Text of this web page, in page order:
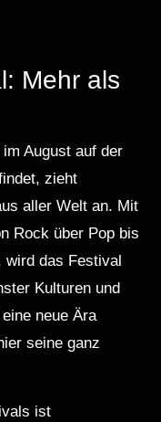
Mehr als
August auf der
zieht
aller Welt an. Mit
Rock über Pop bis
wird das Festival
Kulturen und
neue Ära
seine ganz
ist